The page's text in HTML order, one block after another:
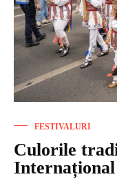
FESTIVALURI
Culorile